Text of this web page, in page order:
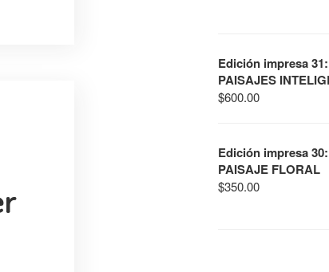
Edición impresa 31:
PAISAJES
$600.00
Edición impresa 30:
PAISAJE FLORAL
$350.00